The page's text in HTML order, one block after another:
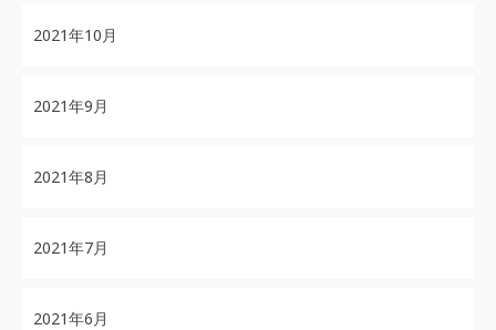
2021年10月
2021年9月
2021年8月
2021年7月
2021年6月